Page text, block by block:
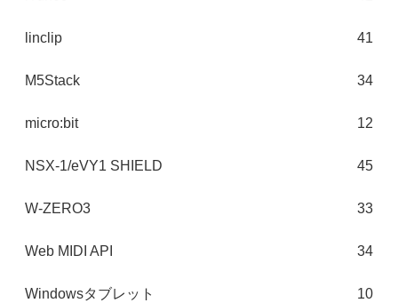
linclip 41
M5Stack 34
micro:bit 12
NSX-1/eVY1 SHIELD 45
W-ZERO3 33
Web MIDI API 34
Windowsタブレット 10